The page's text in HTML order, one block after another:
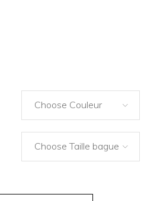
Choose Couleur
Choose Taille bague